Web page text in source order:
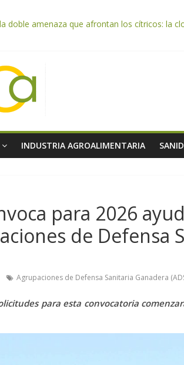
doble amenaza que afrontan los cítricos: la
recolecciones de almendra confirman una
de los valores de los alimentos de origen
de Andalucía celebra la activación del
INDUSTRIA AGROALIMENTARIA
para 2026
de Defensa
Agrupaciones de Defensa Sanitaria Ganadera
para esta convocatoria